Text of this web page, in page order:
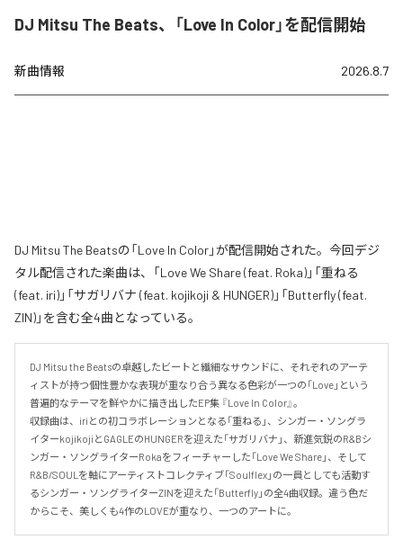
DJ Mitsu The Beats、「Love In Color」を配信開始
新曲情報 2026.8.7
DJ Mitsu The Beatsの「Love In Color」が配信開始された。今回デジ
タル配信された楽曲は、「Love We Share (feat. Roka)」「重ねる
(feat. iri)」「サガリバナ (feat. kojikoji & HUNGER)」「Butterfly (feat.
ZIN)」を含む全4曲となっている。
DJ Mitsu the Beatsの卓越したビートと繊細なサウンドに、それぞれのアーテ
ィストが持つ個性豊かな表現が重なり合う異なる色彩が一つの「Love」という
普遍的なテーマを鮮やかに描き出したEP集 『Love In Color』。
収録曲は、iriとの初コラボレーションとなる「重ねる」、シンガー・ソングラ
イターkojikojiとGAGLEのHUNGERを迎えた「サガリバナ」、新進気鋭のR&Bシ
ンガー・ソングライターRokaをフィーチャーした「Love We Share」、そして
R&B/SOULを軸にアーティストコレクティブ「Soulflex」の一員としても活動す
るシンガー・ソングライターZINを迎えた「Butterfly」の全4曲収録。違う色だ
からこそ、美しくも4作のLOVEが重なり、一つのアートに。